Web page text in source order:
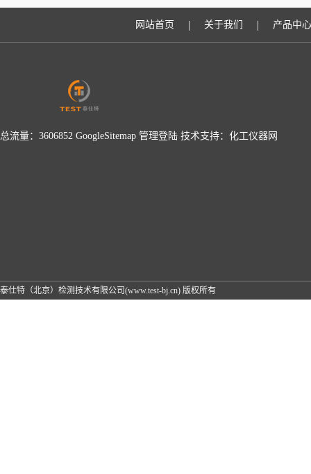
升检测效率？
网站首页 | 关于我们 | 产品中心
总流量：3606852 GoogleSitemap 管理登陆 技术支持： 化工仪器网
泰仕特（北京）检测技术有限公司(www.test-bj.cn) 版权所有